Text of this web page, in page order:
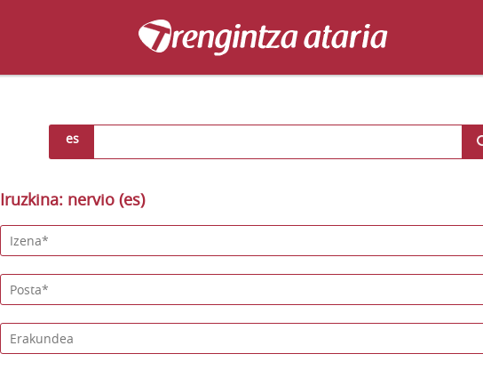
es
Iruzkina: nervio (es)